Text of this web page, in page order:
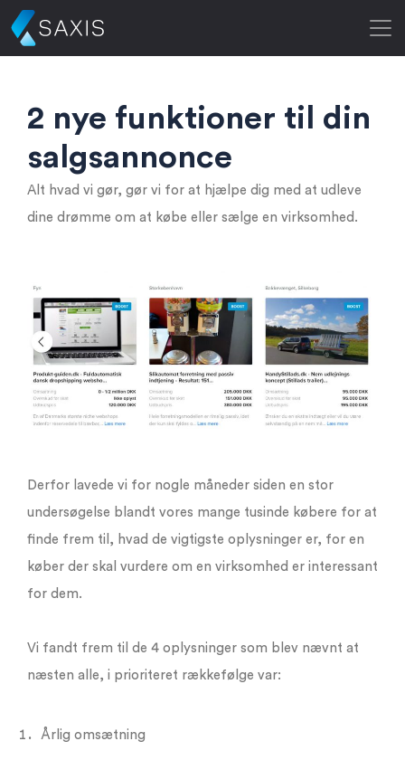
2 nye funktioner til din
salgsannonce
Alt hvad vi gør, gør vi for at hjælpe dig med at udleve
dine drømme om at købe eller sælge en virksomhed.
Derfor lavede vi for nogle måneder siden en stor
undersøgelse blandt vores mange tusinde købere for at
finde frem til, hvad de vigtigste oplysninger er, for en
køber der skal vurdere om en virksomhed er interessant
for dem.
Vi fandt frem til de 4 oplysninger som blev nævnt at
næsten alle, i prioriteret rækkefølge var:
Årlig omsætning